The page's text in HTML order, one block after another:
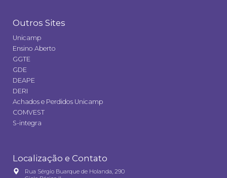
Outros Sites
Unicamp
Ensino Aberto
GGTE
GDE
DEAPE
DERI
Achados e Perdidos Unicamp
COMVEST
S-integra
Localização e Contato
Rua Sérgio Buarque de Holanda, 290